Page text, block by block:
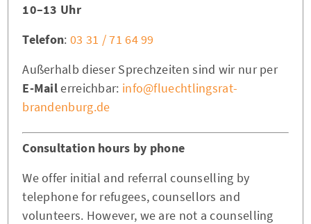
10–13 Uhr
Telefon: 03 31 / 71 64 99
Außerhalb dieser Sprechzeiten sind wir nur per
E-Mailerreichbar: info@fluechtlingsrat-
brandenburg.de
Consultation hours by phone
We offer initial and referral counselling by
telephone for refugees, counsellors and
volunteers. However, we are not a counselling